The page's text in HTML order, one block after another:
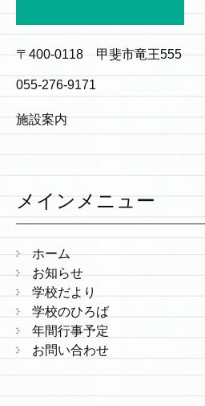
〒400-0118 甲斐市竜王555
055-276-9171
施設案内
メインメニュー
ホーム
お知らせ
学校だより
学校のひろば
年間行事予定
お問い合わせ